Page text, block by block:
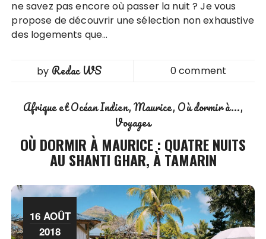
ne savez pas encore où passer la nuit ? Je vous
propose de découvrir une sélection non exhaustive
des logements que…
by Redac WS 0 comment
Afrique et Océan Indien Maurice Où dormir à...
Voyages
OÙ DORMIR À MAURICE : QUATRE NUITS
AU SHANTI GHAR, À TAMARIN
16 AOÛT
2018